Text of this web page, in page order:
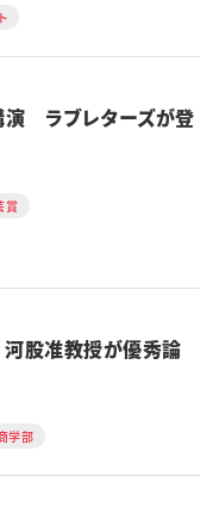
演 ラブレターズが登
賞
股准教授が優秀論
学部